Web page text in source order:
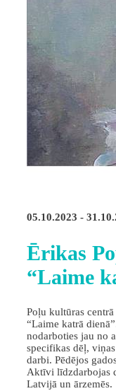
05.10.2023 -
Ērikas
“Laime
Poļu kultūras
“Laime katrā
nodarboties jau no
specifikas dēļ,
darbi. Pēdējos
Aktīvi līdzdarbojas
Latvijā un ārzemēs.